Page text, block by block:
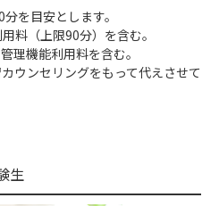
を目安とします。
料（上限90分）を含む。
理機能利用料を含む。
ウンセリングをもって代えさせて
生